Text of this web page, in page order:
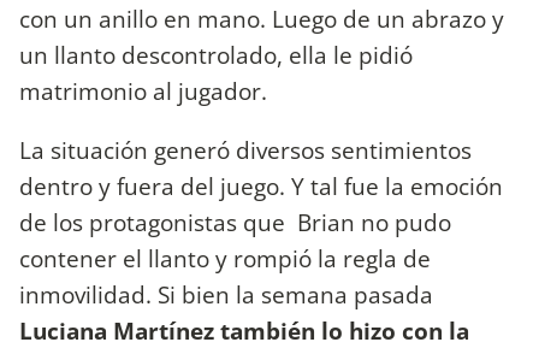
con un anillo en mano. Luego de un abrazo y
un llanto descontrolado, ella le pidió
matrimonio al jugador.
La situación generó diversos sentimientos
dentro y fuera del juego. Y tal fue la emoción
de los protagonistas que Brian no pudo
contener el llanto y rompió la regla de
inmovilidad. Si bien la semana pasada
Luciana Martínez también lo hizo con la